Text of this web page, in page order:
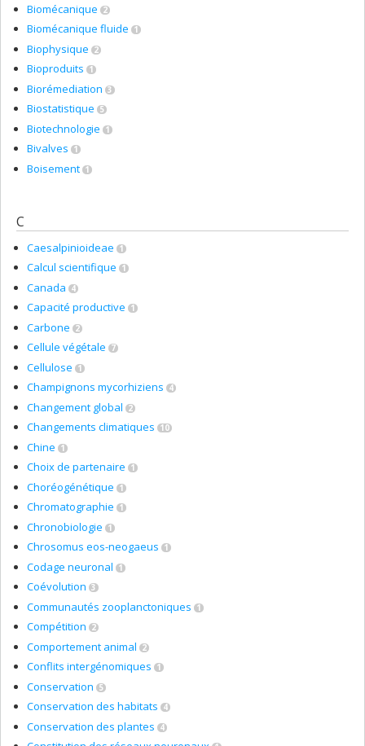
Biomécanique 2
Biomécanique fluide 1
Biophysique 2
Bioproduits 1
Biorémediation 3
Biostatistique 5
Biotechnologie 1
Bivalves 1
Boisement 1
C
Caesalpinioideae 1
Calcul scientifique 1
Canada 4
Capacité productive 1
Carbone 2
Cellule végétale 7
Cellulose 1
Champignons mycorhiziens 4
Changement global 2
Changements climatiques 10
Chine 1
Choix de partenaire 1
Choréogénétique 1
Chromatographie 1
Chronobiologie 1
Chrosomus eos-neogaeus 1
Codage neuronal 1
Coévolution 3
Communautés zooplanctoniques 1
Compétition 2
Comportement animal 2
Conflits intergénomiques 1
Conservation 5
Conservation des habitats 4
Conservation des plantes 4